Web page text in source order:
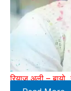
रियाज अली –